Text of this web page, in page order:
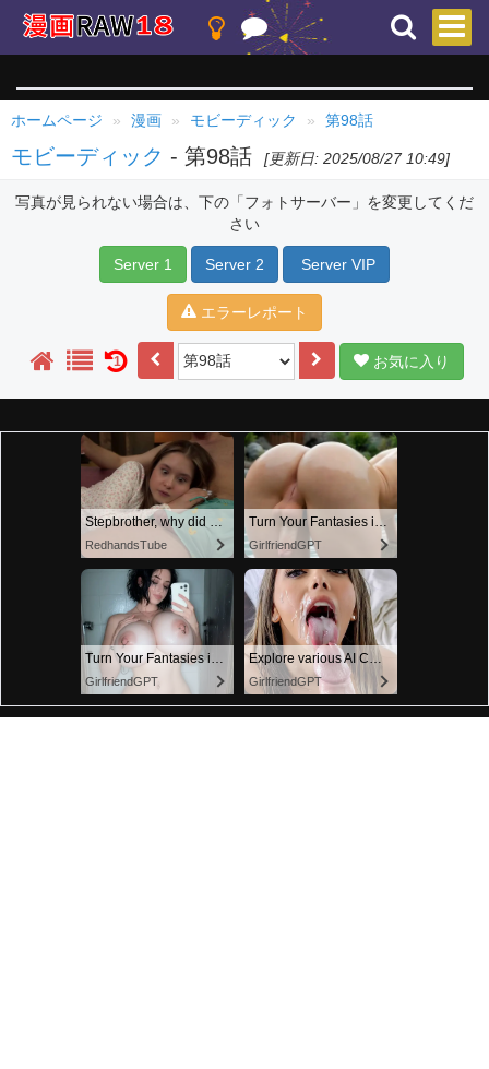
ホームページ 漫画 モビーディック 第98話
モビーディック - 第98話 [更新日: 2025/08/27 10:49]
写真が見られない場合は、下の「フォトサーバー」を変更してくだ
さい
Server 1 Server 2 Server VIP
エラーレポート
1 お気に入り